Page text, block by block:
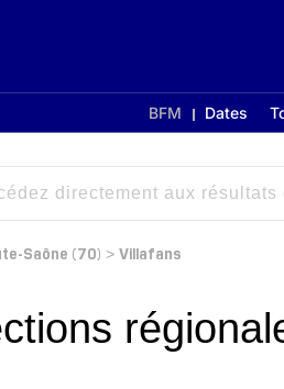
BFM Dates
Saône (70) > Villafans